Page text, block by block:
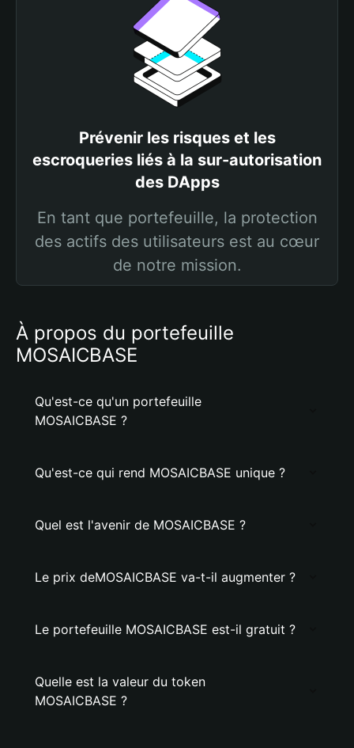
Prévenir les risques et les
escroqueries liés à la sur-autorisation
des DApps
En tant que portefeuille, la protection
des actifs des utilisateurs est au cœur
de notre mission.
À propos du portefeuille
MOSAICBASE
Qu'est-ce qu'un portefeuille
MOSAICBASE ?
Qu'est-ce qui rend MOSAICBASE unique ?
Quel est l'avenir de MOSAICBASE ?
Le prix deMOSAICBASE va-t-il augmenter ?
Le portefeuille MOSAICBASE est-il gratuit ?
Quelle est la valeur du token
MOSAICBASE ?